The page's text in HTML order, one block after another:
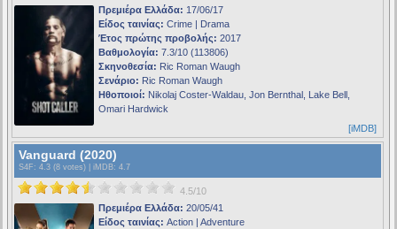
Πρεμιέρα Ελλάδα: 17/06/17
Είδος ταινίας: Crime | Drama
Έτος πρώτης προβολής: 2017
Βαθμολογία: 7.3/10 (113806)
Σκηνοθεσία: Ric Roman Waugh
Σενάριο: Ric Roman Waugh
Ηθοποιοί: Nikolaj Coster-Waldau, Jon Bernthal, Lake Bell,
Omari Hardwick
[iMDB]
Vanguard (2020)
S4F : 4.3 (8 votes) | iMDB: 4.7
4.5/10
Πρεμιέρα Ελλάδα: 20/05/41
Είδος ταινίας: Action | Adventure